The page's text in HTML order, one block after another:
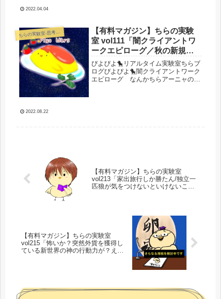
(｀・ω・´)コロナ前までは日帰り温泉
や...
2022.04.04
ちらの実験室-思考・失敗談・リアルタイム実況等を発信します-
【有料マガジン】ちらの実験
室 vol111「闇クライアントワ
ークエピローグ／秋の新規チ
ャレンジ始まる／お仕事好調
異常なし＆勉強楽しい」
ぴよぴよ🐤リアルタイム実験室ちらブ
ログぴよぴよ🐤闇クライアントワーク
エピローグ なんかちらアーニャの担
2022.08.22
【有料マガジン】ちらの実験室
vol213「家出旅行しか勝たん/独立一
匹狼が気をつけないといけないこと
【有料マガジン】ちらの実験室
vol215「怖いか？突然外貨を獲得し
ている新世界の神の行動力が？え？